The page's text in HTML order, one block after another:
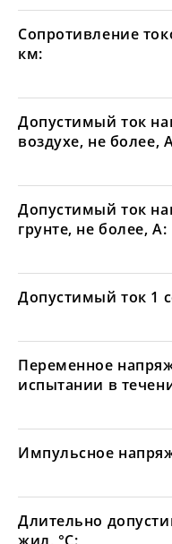
Сопротивление
км:
Допустимый ток
воздухе, не более,
Допустимый ток
грунте, не более, А:
Допустимый ток 1
Переменное
испытании в
Импульсное
Длительно